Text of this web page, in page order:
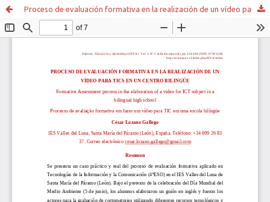
Proceso de evaluación formativa en la realización de un vídeo para TICs en un centro bilingüe